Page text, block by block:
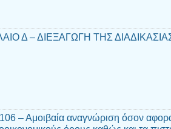
Δ – ΔΙΕΞΑΓΩΓΗ ΤΗΣ ΔΙΑΔΙΚΑΣΙΑΣ
– Αμοιβαία αναγνώριση όσον αφορά